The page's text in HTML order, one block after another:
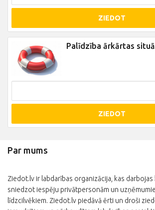
ZIEDOT
Palīdzība ārkārtas
ZIEDOT
Par mums
Ziedot.lv ir labdarības organizācija, kas darbojas
sniedzot iespēju privātpersonām un
līdzcilvēkiem. Ziedot.lv piedāvā ērti un droši